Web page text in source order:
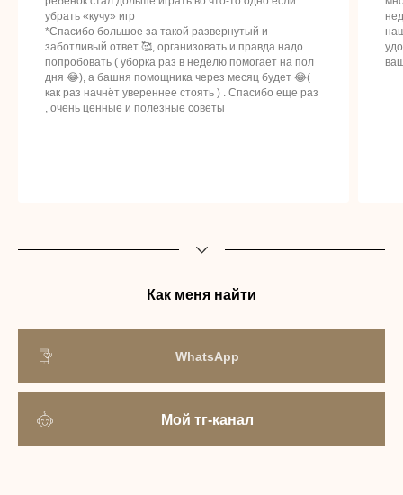
убрать «кучу» игр
*Спасибо большое за такой развернутый и
заботливый ответ 🥰, организовать и правда надо
попробовать ( уборка раз в неделю помогает на пол
дня 😂), а башня помощника через месяц будет 😂(
как раз начнёт увереннее стоять ) . Спасибо еще раз
, очень ценные и полезные советы
Как меня найти
WhatsApp
Мой тг-канал